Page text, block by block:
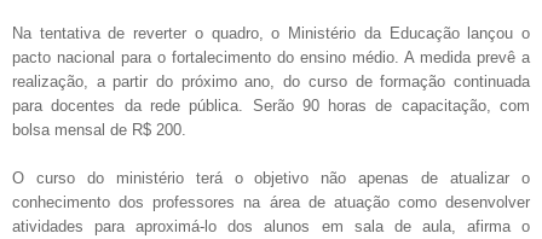
Na tentativa de reverter o quadro, o Ministério da Educação lançou o
pacto nacional para o fortalecimento do ensino médio. A medida prevê a
realização, a partir do próximo ano, do curso de formação continuada
para docentes da rede pública. Serão 90 horas de capacitação, com
bolsa mensal de R$ 200.
O curso do ministério terá o objetivo não apenas de atualizar o
conhecimento dos professores na área de atuação como desenvolver
atividades para aproximá-lo dos alunos em sala de aula, afirma o